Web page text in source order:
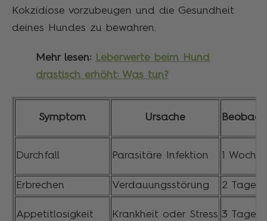
Kokzidiose vorzubeugen und die Gesundheit
deines Hundes zu bewahren.
Mehr lesen:
Leberwerte beim Hund
drastisch erhöht: Was tun?
Symptom Ursache
Durchfall Parasitäre Infektion 1 Woche
Erbrechen Verdauungsstörung 2 Tage
Appetitlosigkeit Krankheit oder Stress 3 Tage